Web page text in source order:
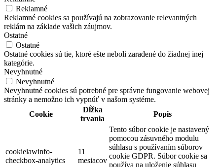
Reklamné
Reklamné cookies sa používajú na zobrazovanie relevantných
reklám na základe vašich záujmov.
Ostatné
Ostatné
Ostatné cookies sú tie, ktoré ešte neboli zaradené do žiadnej inej
kategórie.
Nevyhnutné
Nevyhnutné
Nevyhnutné cookies sú potrebné pre správne fungovanie webovej
stránky a nemožno ich vypnúť v našom systéme.
Cookie
Dĺžka
trvania
Popis
cookielawinfo-
checkbox-analytics
11
mesiacov
Tento súbor cookie je nastavený
pomocou zásuvného modulu
súhlasu s používaním súborov
cookie GDPR. Súbor cookie sa
používa na uloženie súhlasu